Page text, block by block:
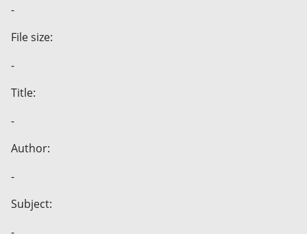
-
File size:
-
Title:
-
Author:
-
Subject: